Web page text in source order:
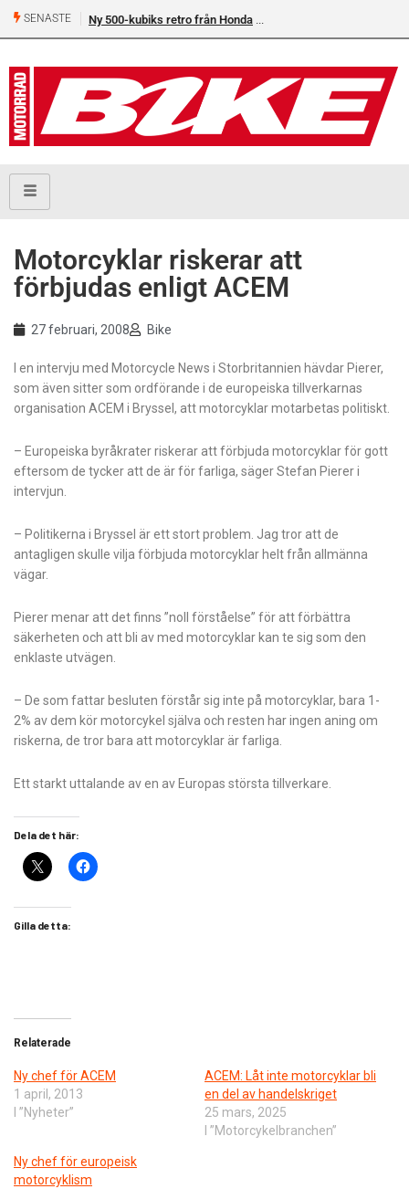
SENASTE Ny 500-kubiks retro från Honda
Motorcyklar riskerar att
förbjudas enligt ACEM
27 februari, 2008 Bike
I en intervju med Motorcycle News i Storbritannien hävdar Pierer,
som även sitter som ordförande i de europeiska tillverkarnas
organisation ACEM i Bryssel, att motorcyklar motarbetas politiskt.
– Europeiska byråkrater riskerar att förbjuda motorcyklar för gott
eftersom de tycker att de är för farliga, säger Stefan Pierer i
intervjun.
– Politikerna i Bryssel är ett stort problem. Jag tror att de
antagligen skulle vilja förbjuda motorcyklar helt från allmänna
vägar.
Pierer menar att det finns ”noll förståelse” för att förbättra
säkerheten och att bli av med motorcyklar kan te sig som den
enklaste utvägen.
– De som fattar besluten förstår sig inte på motorcyklar, bara 1-
2% av dem kör motorcykel själva och resten har ingen aning om
riskerna, de tror bara att motorcyklar är farliga.
Ett starkt uttalande av en av Europas största tillverkare.
Dela det här:
Gilla detta:
Relaterade
Ny chef för ACEM
1 april, 2013
I ”Nyheter”
ACEM: Låt inte motorcyklar bli
en del av handelskriget
25 mars, 2025
I ”Motorcykelbranchen”
Ny chef för europeisk
motorcyklism